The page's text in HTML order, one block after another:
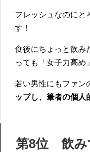
フレッシュなのにと
す！
食後にちょっと飲み
っても「女子力高め
若い男性にもファン
ップし、筆者の個人
第8位 飲み